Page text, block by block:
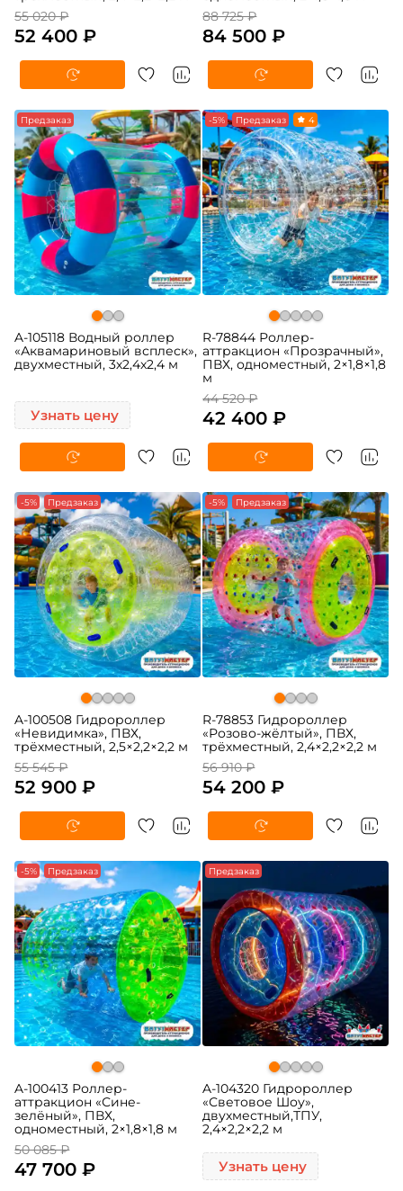
55 020 ₽
52 400 ₽
88 725 ₽
84 500 ₽
Предзаказ
A-105118 Водный роллер
«Аквамариновый всплеск»,
двухместный, 3х2,4x2,4 м
Узнать цену
-5% Предзаказ 4
R-78844 Роллер-
аттракцион «Прозрачный»,
ПВХ, одноместный, 2×1,8×1,8
м
44 520 ₽
42 400 ₽
-5% Предзаказ
A-100508 Гидророллер
«Невидимка», ПВХ,
трёхместный, 2,5×2,2×2,2 м
55 545 ₽
52 900 ₽
-5% Предзаказ
R-78853 Гидророллер
«Розово-жёлтый», ПВХ,
трёхместный, 2,4×2,2×2,2 м
56 910 ₽
54 200 ₽
-5% Предзаказ
A-100413 Роллер-
аттракцион «Сине-
зелёный», ПВХ,
одноместный, 2×1,8×1,8 м
50 085 ₽
47 700 ₽
Предзаказ
A-104320 Гидророллер
«Световое Шоу»,
двухместный,ТПУ,
2,4×2,2×2,2 м
Узнать цену